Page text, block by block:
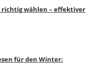
wählen – effektiver
für den Winter: